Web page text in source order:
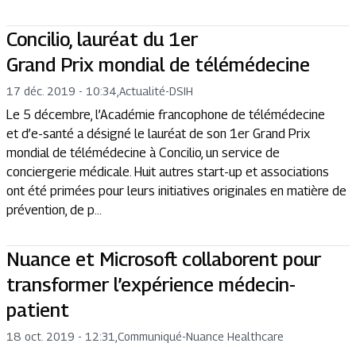
Concilio, lauréat du 1er
Grand Prix mondial de télémédecine
17 déc. 2019 - 10:34 Actualité-DSIH
Le 5 décembre, l’Académie francophone de télémédecine
et d’e-santé a désigné le lauréat de son 1er Grand Prix
mondial de télémédecine à Concilio, un service de
conciergerie médicale. Huit autres start-up et associations
ont été primées pour leurs initiatives originales en matière de
prévention, de p...
Nuance et Microsoft collaborent pour
transformer l’expérience médecin-
patient
18 oct. 2019 - 12:31 Communiqué-Nuance Healthcare